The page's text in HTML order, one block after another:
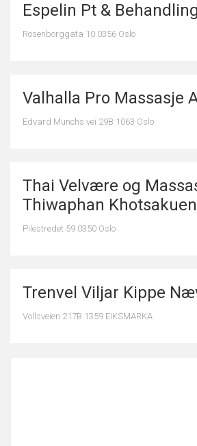
Espelin Pt & Behandling
Rosenborggata 10 0356 Oslo
Valhalla Pro Massasje
Edvard Munchs vei 29B 1063 Oslo
Thai Velvære og
Thiwaphan
Pilestredet 59 0350 Oslo
Trenvel Viljar Kippe
Vollsveien 217B 1359 EIKSMARKA